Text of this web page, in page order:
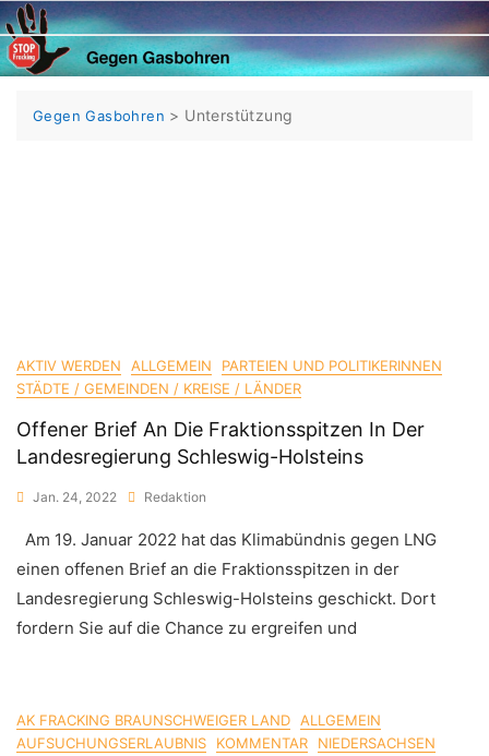
Skip
to
content
Gegen Gasbohren > Unterstützung
AKTIV WERDEN ALLGEMEIN
PARTEIEN UND POLITIKERINNEN
STÄDTE / GEMEINDEN / KREISE / LÄNDER
Offener Brief An Die Fraktionsspitzen In Der
Landesregierung Schleswig-Holsteins
Jan. 24, 2022 Redaktion
Am 19. Januar 2022 hat das Klimabündnis gegen LNG
einen offenen Brief an die Fraktionsspitzen in der
Landesregierung Schleswig-Holsteins geschickt. Dort
fordern Sie auf die Chance zu ergreifen und
AK FRACKING BRAUNSCHWEIGER LAND ALLGEMEIN
AUFSUCHUNGSERLAUBNIS
KOMMENTAR
NIEDERSACHSEN